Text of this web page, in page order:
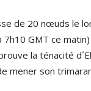
de 20 nœuds le
GMT ce
la ténacité
mener son